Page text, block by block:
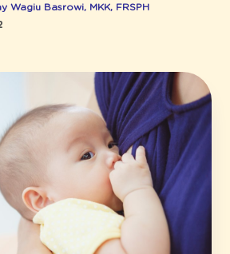
Wagiu Basrowi, MKK, FRSPH